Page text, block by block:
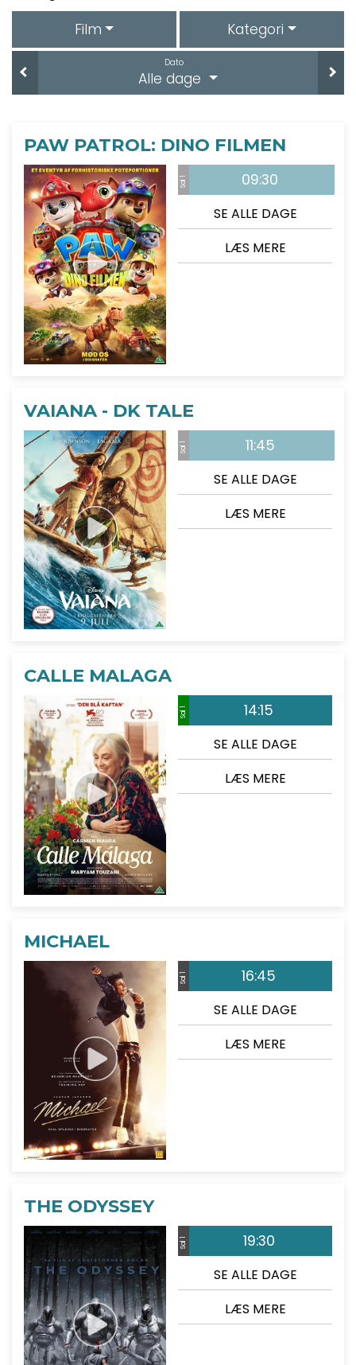
Film
Kategori
Dato
Alle dage
PAW PATROL: DINO FILMEN
Sal 1 09:30
SE ALLE DAGE
LÆS MERE
VAIANA - DK TALE
Sal 1 11:45
SE ALLE DAGE
LÆS MERE
CALLE MALAGA
Sal 1 14:15
SE ALLE DAGE
LÆS MERE
MICHAEL
Sal 1 16:45
SE ALLE DAGE
LÆS MERE
THE ODYSSEY
Sal 1 19:30
SE ALLE DAGE
LÆS MERE